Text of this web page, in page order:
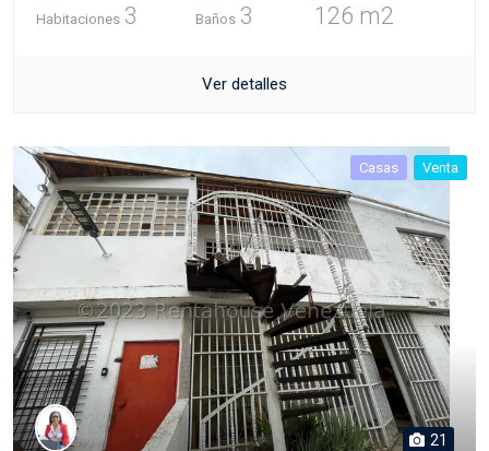
Habitaciones 3 Baños 3 126 m2
Ver detalles
Casas Venta
21